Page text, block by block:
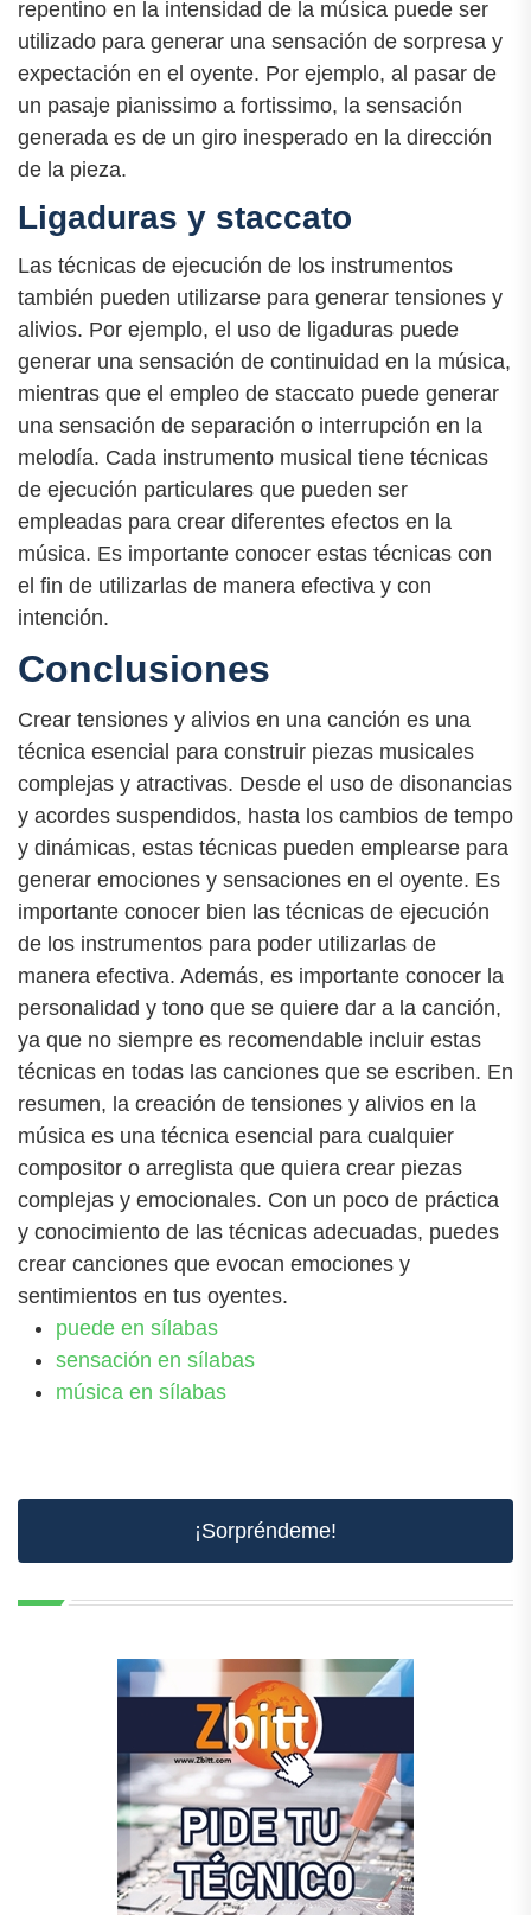
repentino en la intensidad de la música puede ser
utilizado para generar una sensación de sorpresa y
expectación en el oyente. Por ejemplo, al pasar de
un pasaje pianissimo a fortissimo, la sensación
generada es de un giro inesperado en la dirección
de la pieza.
Ligaduras y staccato
Las técnicas de ejecución de los instrumentos
también pueden utilizarse para generar tensiones y
alivios. Por ejemplo, el uso de ligaduras puede
generar una sensación de continuidad en la música,
mientras que el empleo de staccato puede generar
una sensación de separación o interrupción en la
melodía. Cada instrumento musical tiene técnicas
de ejecución particulares que pueden ser
empleadas para crear diferentes efectos en la
música. Es importante conocer estas técnicas con
el fin de utilizarlas de manera efectiva y con
intención.
Conclusiones
Crear tensiones y alivios en una canción es una
técnica esencial para construir piezas musicales
complejas y atractivas. Desde el uso de disonancias
y acordes suspendidos, hasta los cambios de tempo
y dinámicas, estas técnicas pueden emplearse para
generar emociones y sensaciones en el oyente. Es
importante conocer bien las técnicas de ejecución
de los instrumentos para poder utilizarlas de
manera efectiva. Además, es importante conocer la
personalidad y tono que se quiere dar a la canción,
ya que no siempre es recomendable incluir estas
técnicas en todas las canciones que se escriben. En
resumen, la creación de tensiones y alivios en la
música es una técnica esencial para cualquier
compositor o arreglista que quiera crear piezas
complejas y emocionales. Con un poco de práctica
y conocimiento de las técnicas adecuadas, puedes
crear canciones que evocan emociones y
sentimientos en tus oyentes.
puede en sílabas
sensación en sílabas
música en sílabas
¡Sorpréndeme!